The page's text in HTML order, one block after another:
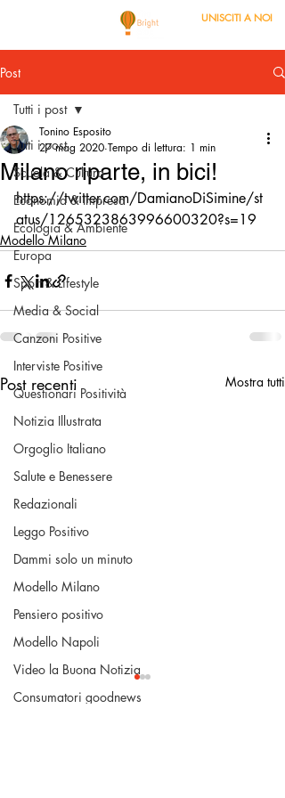
UNISCITI A NOI
Post
Tutti i post
Scuola & Cultura
Economia & Impresa
Ecologia & Ambiente
Europa
Sport & Lifestyle
Media & Social
Canzoni Positive
Interviste Positive
Questionari Positività
Notizia Illustrata
Orgoglio Italiano
Salute e Benessere
Redazionali
Leggo Positivo
Dammi solo un minuto
Modello Milano
Pensiero positivo
Modello Napoli
Video la Buona Notizia
Consumatori goodnews
Tutti i post
Milano riparte, in bici!
Tonino Esposito
27 mag 2020 Tempo di lettura: 1 min
https://twitter.com/DamianoDiSimine/st
atus/1265323863996600320?s=19
Modello Milano
Post recenti Mostra tutti